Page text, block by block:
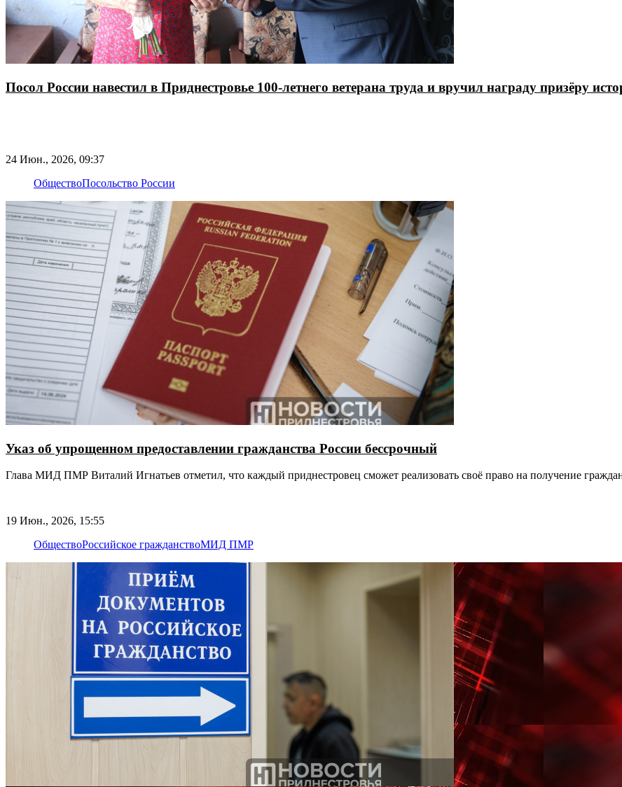
Посол России навестил в Приднестровье 100-летнего ветерана труда и вручил награду призёру
24 Июн., 2026, 09:37
ОбществоПосольство России
Указ об упрощенном предоставлении гражданства России бессрочный
Глава МИД ПМР Виталий Игнатьев отметил, что каждый приднестровец сможет реализовать своё право на получение
19 Июн., 2026, 15:55
ОбществоРоссийское гражданствоМИД ПМР